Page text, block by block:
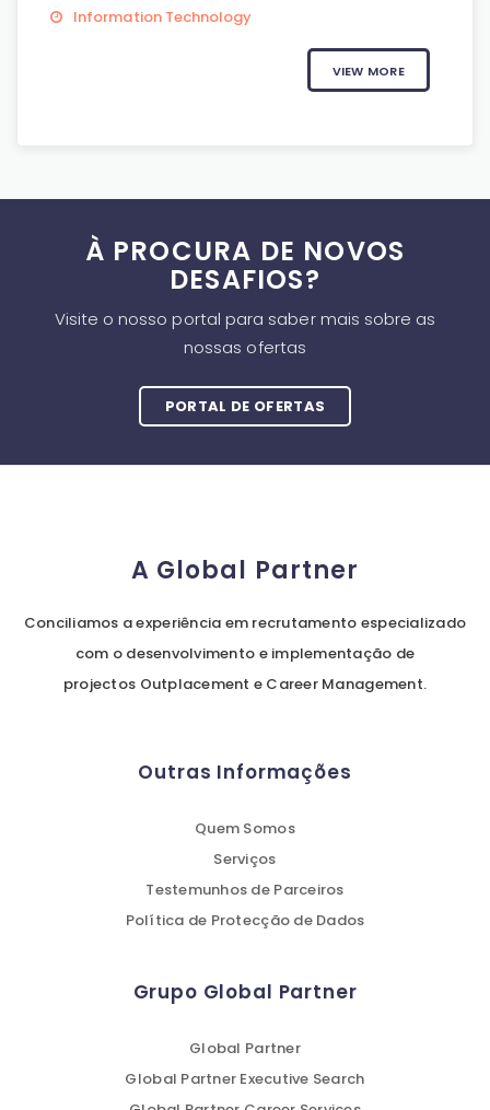
Information Technology
VIEW MORE
À PROCURA DE NOVOS
DESAFIOS?
Visite o nosso portal para saber mais sobre as
nossas ofertas
PORTAL DE OFERTAS
A Global Partner
Conciliamos a experiência em recrutamento especializado
com o desenvolvimento e implementação de
projectos Outplacement e Career Management.
Outras Informações
Quem Somos
Serviços
Testemunhos de Parceiros
Política de Protecção de Dados
Grupo Global Partner
Global Partner
Global Partner Executive Search